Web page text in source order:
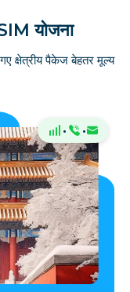
योजना
क्षेत्रीय पैकेज बेहतर मूल्य
· ·